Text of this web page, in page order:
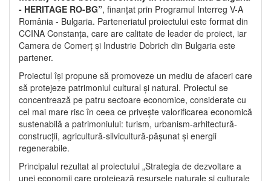
- HERITAGE RO-BG”, finanțat prin Programul Interreg V-A
România - Bulgaria. Parteneriatul proiectului este format din
CCINA Constanța, care are calitate de leader de proiect, iar
Camera de Comerț și Industrie Dobrich din Bulgaria este
partener.
Proiectul își propune să promoveze un mediu de afaceri care
să protejeze patrimoniul cultural și natural. Proiectul se
concentrează pe patru sectoare economice, considerate cu
cel mai mare risc în ceea ce privește valorificarea economică
sustenabilă a patrimoniului: turism, urbanism-arhitectură-
construcții, agricultură-silvicultură-pășunat și energii
regenerabile.
Principalul rezultat al proiectului „Strategia de dezvoltare a
unei economii care protejează resursele naturale și culturale